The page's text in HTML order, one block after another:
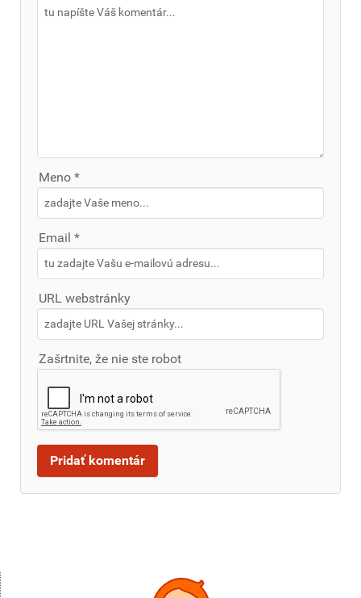
Meno *
Email *
URL webstránky
Zašrtnite, že nie ste robot